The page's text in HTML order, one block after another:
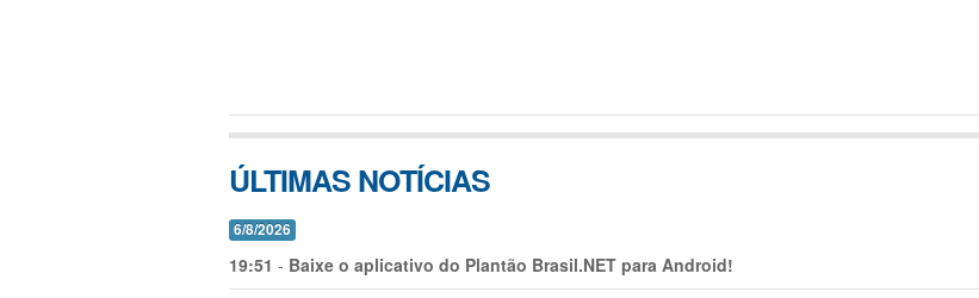
ÚLTIMAS NOTÍCIAS
6/8/2026
19:51 - Baixe o aplicativo do Plantão Brasil.NET para Android!